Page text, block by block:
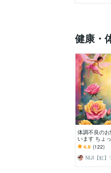
健康・
体調不良の
います ちょ
こと、看護師
か？
4.9 (122)